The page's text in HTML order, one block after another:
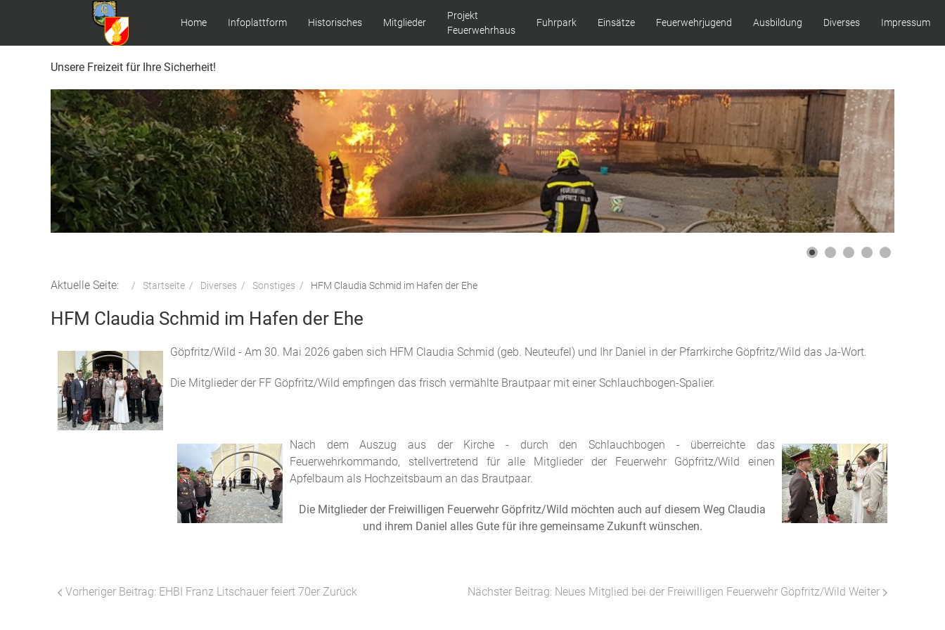
Home Infoplattform Historisches Mitglieder
Projekt
Feuerwehrhaus
Fuhrpark Einsätze Feuerwehrjugend Ausbildung Diverses Impressum
Unsere Freizeit für Ihre Sicherheit!
Aktuelle Seite: Startseite Diverses Sonstiges HFM Claudia Schmid im Hafen der Ehe
HFM Claudia Schmid im Hafen der Ehe
Göpfritz/Wild - Am 30. Mai 2026 gaben sich HFM Claudia Schmid (geb. Neuteufel) und Ihr Daniel in der Pfarrkirche Göpfritz/Wild das Ja-Wort.
Die Mitglieder der FF Göpfritz/Wild empfingen das frisch vermählte Brautpaar mit einer Schlauchbogen-Spalier.
Nach dem Auszug aus der Kirche - durch den Schlauchbogen - überreichte das
Feuerwehrkommando, stellvertretend für alle Mitglieder der Feuerwehr Göpfritz/Wild einen
Apfelbaum als Hochzeitsbaum an das Brautpaar.
Die Mitglieder der Freiwilligen Feuerwehr Göpfritz/Wild möchten auch auf diesem Weg Claudia
und ihrem Daniel alles Gute für ihre gemeinsame Zukunft wünschen.
Vorheriger Beitrag: EHBI Franz Litschauer feiert 70er Zurück Nächster Beitrag: Neues Mitglied bei der Freiwilligen Feuerwehr Göpfritz/Wild Weiter